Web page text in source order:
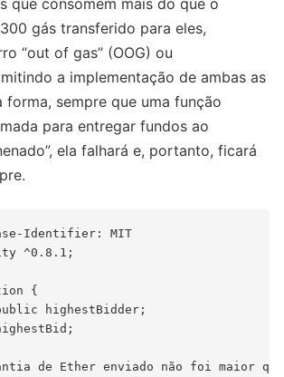
gás transferido para eles,
“out of gas” (OOG) ou
a implementação de ambas as
forma, sempre que uma função
para entregar fundos ao
ela falhará e, portanto, ficará
Identifier: MIT
^0.8.1;
{
highestBidder;
de Ether enviado não foi maior que